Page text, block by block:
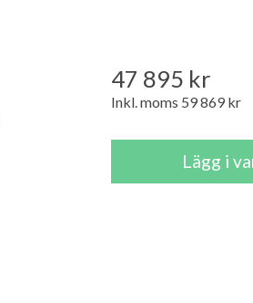
47 895 kr
Inkl. moms 59 869 kr